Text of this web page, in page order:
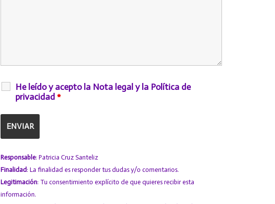
He leído y acepto la Nota legal y la Política de
privacidad*
Responsable: Patricia Cruz Santeliz
Finalidad: La finalidad es responder tus dudas y/o comentarios.
Legitimación: Tu consentimiento explícito de que quieres recibir esta
información.